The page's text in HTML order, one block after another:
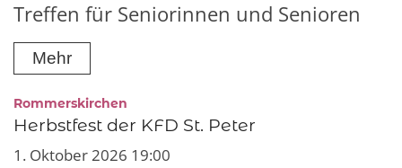
Treffen für Seniorinnen und Senioren
Mehr
Rommerskirchen
Herbstfest der KFD St. Peter
1. Oktober 2026 19:00